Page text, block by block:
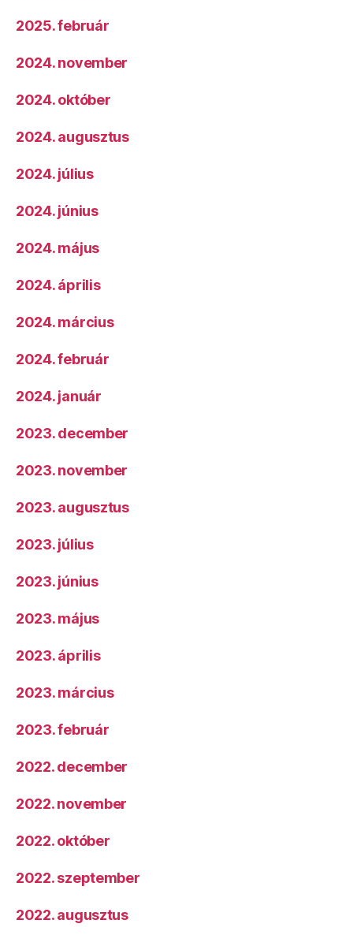
2025. február
2024. november
2024. október
2024. augusztus
2024. július
2024. június
2024. május
2024. április
2024. március
2024. február
2024. január
2023. december
2023. november
2023. augusztus
2023. július
2023. június
2023. május
2023. április
2023. március
2023. február
2022. december
2022. november
2022. október
2022. szeptember
2022. augusztus